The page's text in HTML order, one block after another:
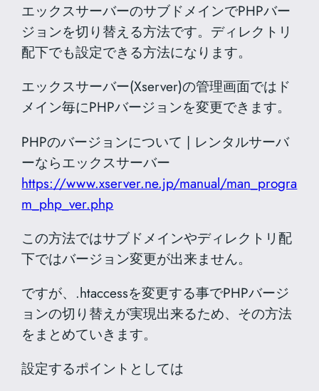
エックスサーバーのサブドメインでPHPバー
ジョンを切り替える方法です。ディレクトリ
配下でも設定できる方法になります。
エックスサーバー(Xserver)の管理画面ではド
メイン毎にPHPバージョンを変更できます。
PHPのバージョンについて | レンタルサーバ
ーならエックスサーバー
https://www.xserver.ne.jp/manual/man_progra
m_php_ver.php
この方法ではサブドメインやディレクトリ配
下ではバージョン変更が出来ません。
ですが、.htaccessを変更する事でPHPバージ
ョンの切り替えが実現出来るため、その方法
をまとめていきます。
設定するポイントとしては